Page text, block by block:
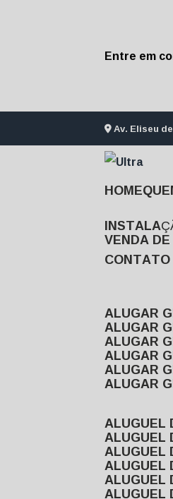
Entre em
Av. Eliseu
HOME
VENDA
CONTATO
ALUGAR
ALUGAR
ALUGAR
ALUGAR
ALUGAR
ALUGAR